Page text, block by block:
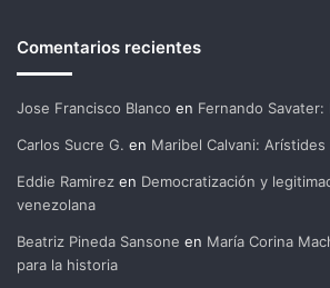
Comentarios recientes
Jose Francisco Blanco en Fernando Savater:
Carlos Sucre G. en Maribel Calvani: Arístides
Eddie Ramirez en Democratización y
venezolana
Beatriz Pineda Sansone en María Corina
para la historia